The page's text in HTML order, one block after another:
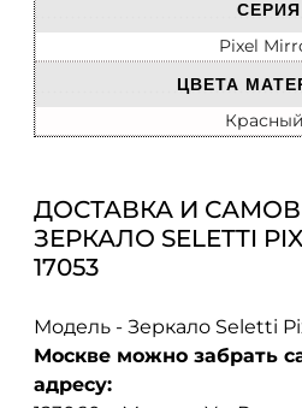
СЕРИЯ
Pixel
ЦВЕТА
ДОСТАВКА И
ЗЕРКАЛО SELETTI
17053
Модель - Зеркало Seletti
Москве можно забрать
адресу: